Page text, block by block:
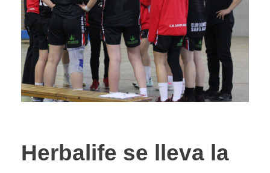
Herbalife se lleva la